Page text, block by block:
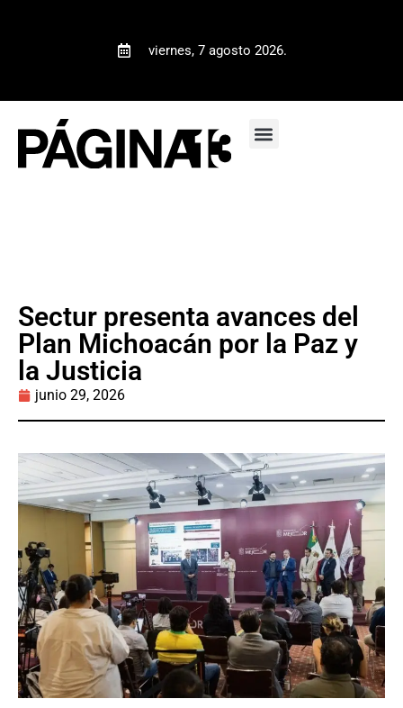
viernes, 7 agosto 2026.
Sectur presenta avances del
Plan Michoacán por la Paz y
la Justicia
junio 29, 2026